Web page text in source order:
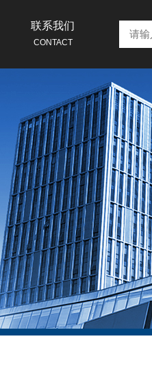
联系我们
CONTACT